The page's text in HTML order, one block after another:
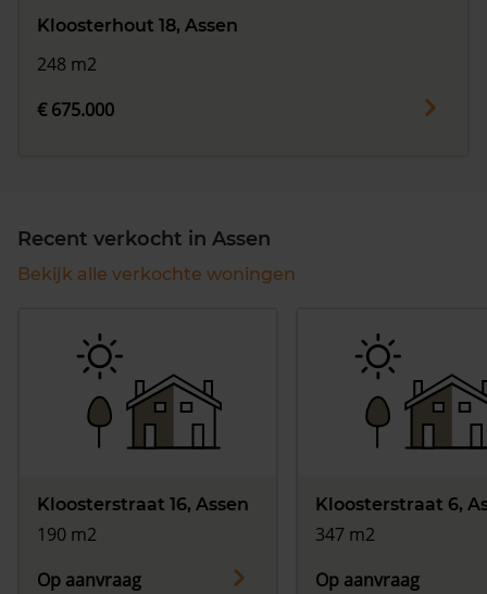
Kloosterhout 18, Assen
248 m2
€ 675.000
Recent verkocht in Assen
Bekijk alle verkochte woningen
Kloosterstraat 16, Assen
190 m2
Op aanvraag
Kloosterstraat 6,
347 m2
Op aanvraag